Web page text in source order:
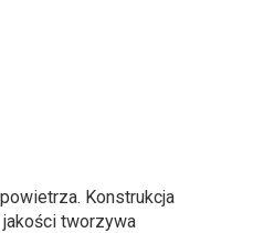
Konstrukcja
tworzywa